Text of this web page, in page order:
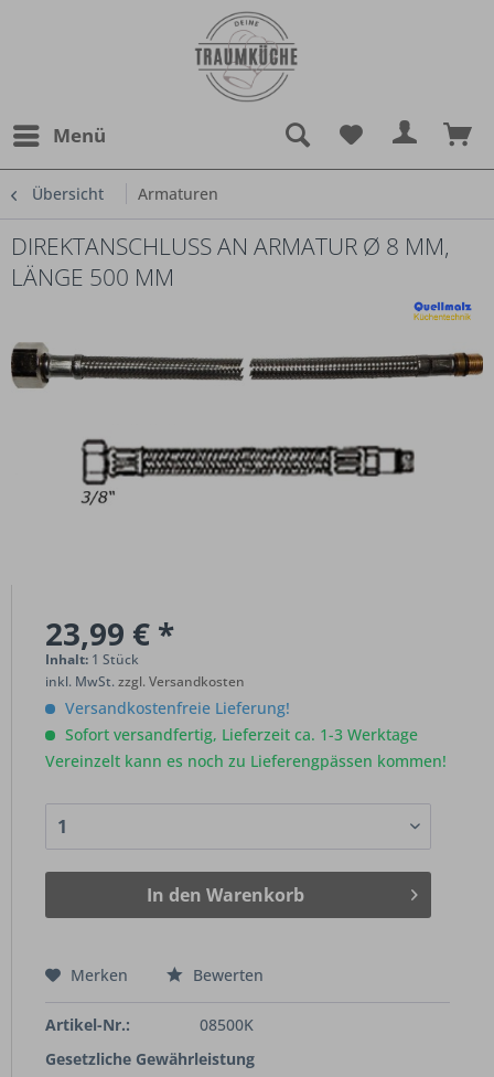
Menü
Übersicht Armaturen
DIREKTANSCHLUSS AN ARMATUR Ø 8 MM,
LÄNGE 500 MM
23,99 € *
Inhalt: 1 Stück
inkl. MwSt.zzgl. Versandkosten
Versandkostenfreie Lieferung!
Sofort versandfertig, Lieferzeit ca. 1-3 Werktage
Vereinzelt kann es noch zu Lieferengpässen kommen!
In den Warenkorb
Merken Bewerten
Artikel-Nr.:
08500K
Gesetzliche Gewährleistung